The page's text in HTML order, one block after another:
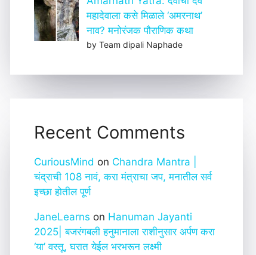
महादेवाला कसे मिळाले ‘अमरनाथ’
नाव? मनोरंजक पौराणिक कथा
by Team dipali Naphade
Recent Comments
CuriousMind on Chandra Mantra |
चंद्राची 108 नावं, करा मंत्राचा जप, मनातील सर्व
इच्छा होतील पूर्ण
JaneLearns on Hanuman Jayanti
2025| बजरंगबली हनुमानाला राशीनुसार अर्पण करा
‘या’ वस्तू, घरात येईल भरभरून लक्ष्मी